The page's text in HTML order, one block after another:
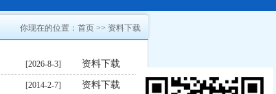
你现在的位置： 首页 >> 资料下载
资料下载
[2026-8-3]
资料下载
[2014-2-7]